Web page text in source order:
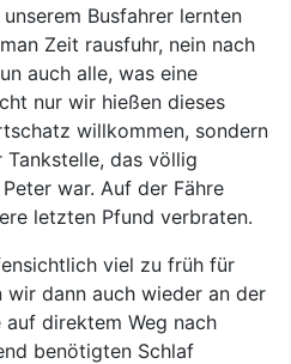
Busfahrer lernten
Zeit rausfuhr, nein nach
auch alle, was eine
nur wir hießen dieses
willkommen, sondern
Tankstelle, das völlig
war. Auf der Fähre
letzten Pfund verbraten.
viel zu früh für
wir dann auch wieder an der
auf direktem Weg nach
benötigten Schlaf